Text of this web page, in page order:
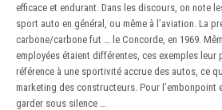
efficace et endurant. Dans les discours, on note
sport auto en général, ou même à l’aviation. La
carbone/carbone fut … le Concorde, en 1969.
employées étaient différentes, ces exemples leur
référence à une sportivité accrue des autos, ce
marketing des constructeurs. Pour l’embonpoint
garder sous silence …